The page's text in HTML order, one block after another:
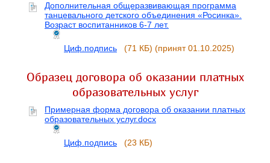
Дополнительная общеразвивающая программа
танцевального детского объединения «Росинка».
Возраст воспитанников 6-7 лет.
Циф.подпись (71 КБ) (принят 01.10.2025)
Образец договора об оказании платных
образовательных услуг
Примерная форма договора об оказании платных
образовательных услуг.docx
Циф.подпись (23 КБ)